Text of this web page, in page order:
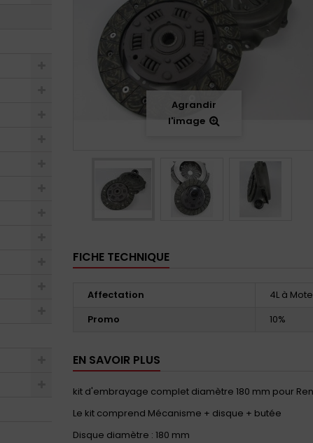
Agrandir
l'image
FICHE TECHNIQUE
Affectation
4L à
Promo
10%
EN SAVOIR PLUS
kit d'embrayage complet diamètre 180 mm pour
Le kit comprend Mécanisme + disque + butée
Disque diamètre : 180 mm